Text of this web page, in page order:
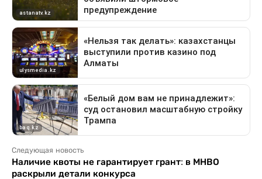
Следующая новость
Наличие квоты не гарантирует грант: в МНВО
раскрыли детали конкурса